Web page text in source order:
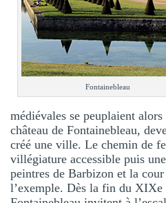
Fontainebleau
médiévales se peuplaient
château de Fontainebleau,
créé une ville. Le chemin de
villégiature accessible puis
peintres de Barbizon et la
l’exemple. Dès la fin du XIXe